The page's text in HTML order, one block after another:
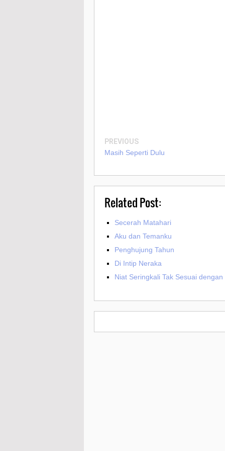
PREVIOUS
Masih Seperti Dulu
Related Post:
Secerah Matahari
Aku dan Temanku
Penghujung Tahun
Di Intip Neraka
Niat Seringkali Tak Sesuai